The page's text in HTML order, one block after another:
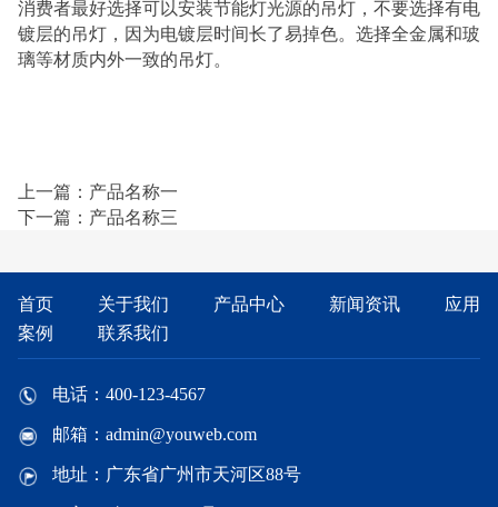
消费者最好选择可以安装节能灯光源的吊灯，不要选择有电
镀层的吊灯，因为电镀层时间长了易掉色。选择全金属和玻
璃等材质内外一致的吊灯。
上一篇：产品名称一
下一篇：产品名称三
首页 关于我们 产品中心 新闻资讯
应用
案例
联系我们
电话：400-123-4567
邮箱：admin@youweb.com
地址：广东省广州市天河区88号